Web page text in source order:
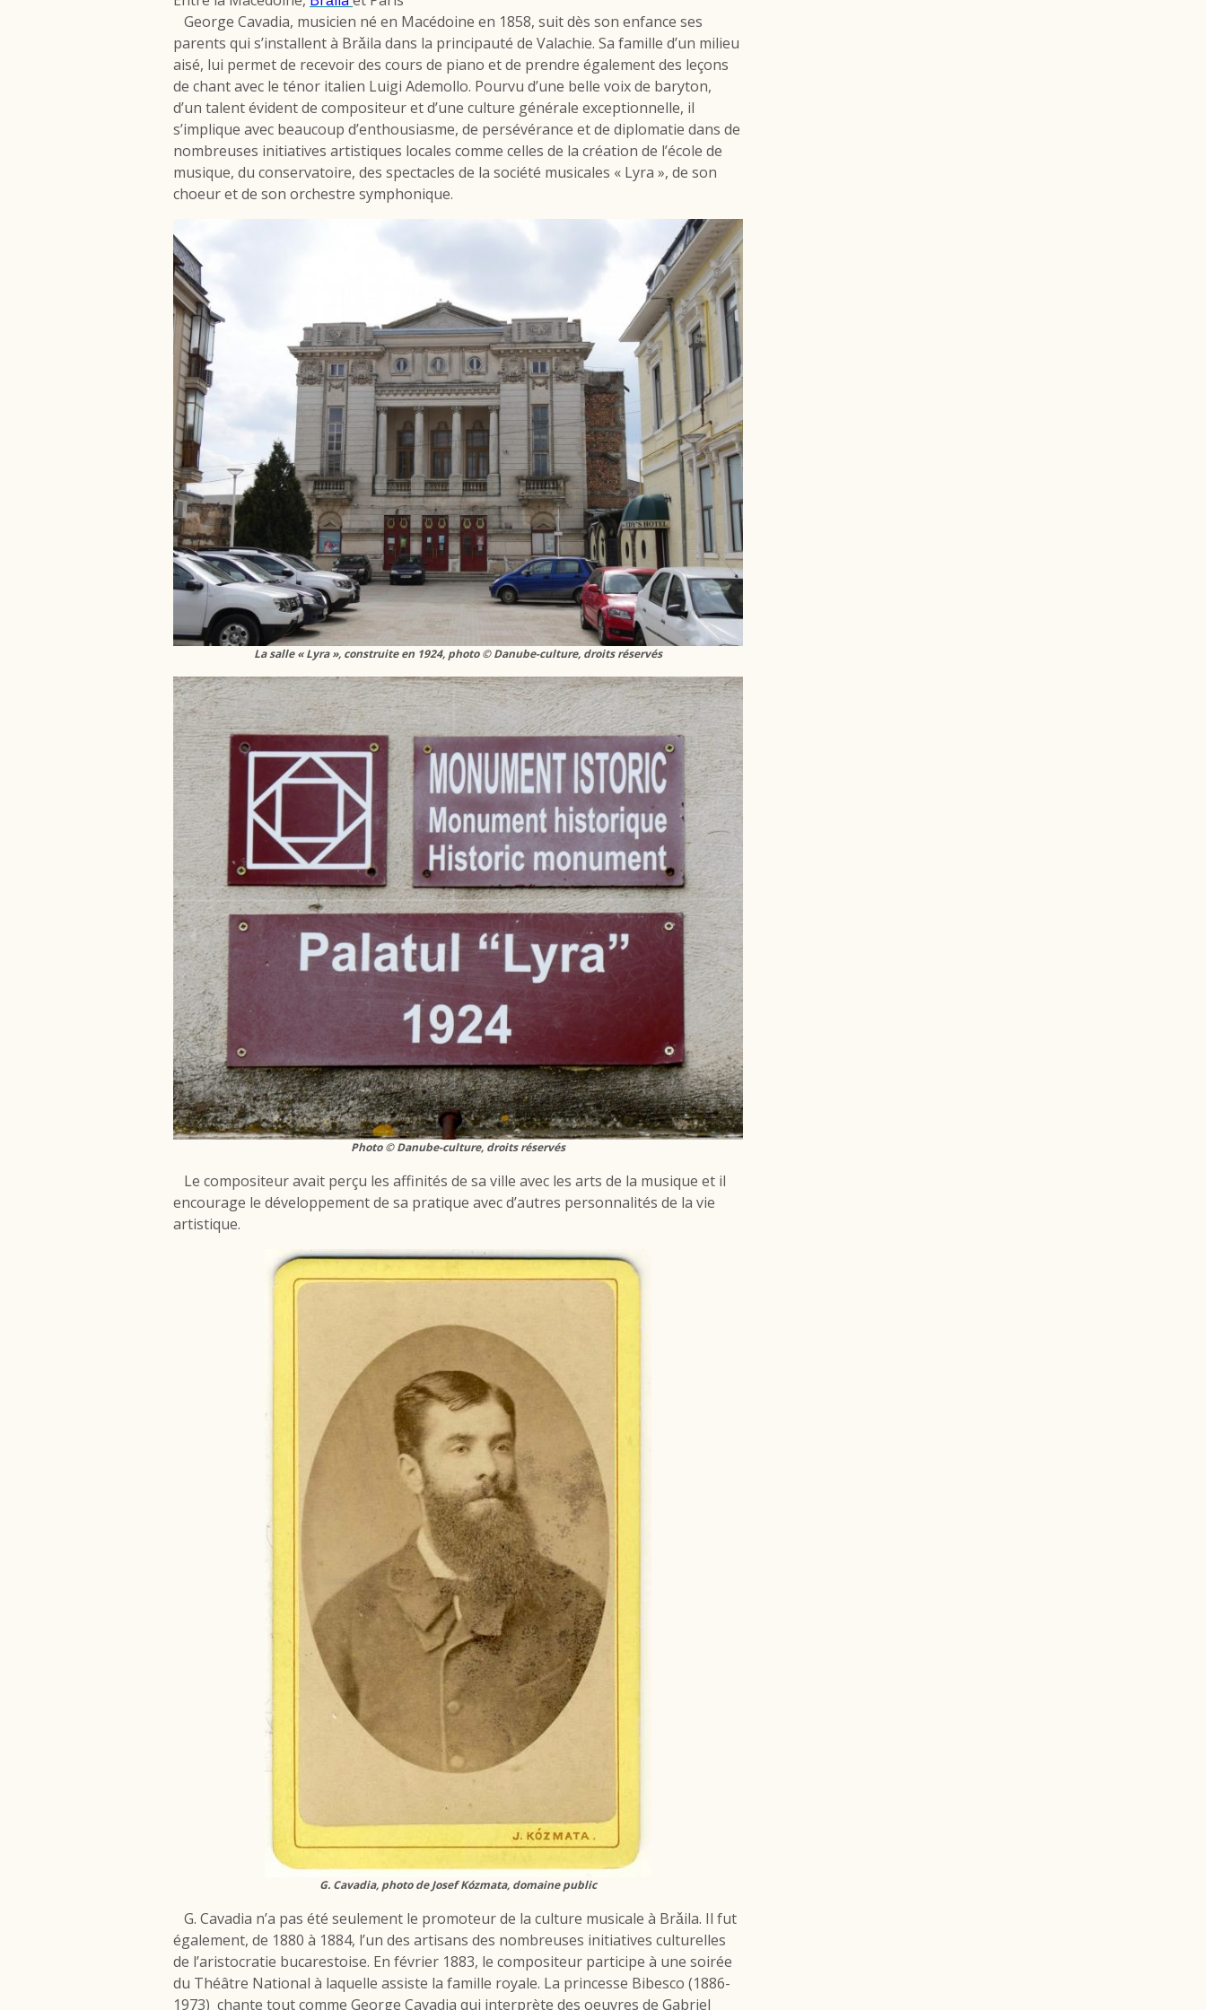
George Cavadia, musicien né en Macédoine en 1858, suit dès son enfance ses
parents qui s’installent à Brǎila dans la principauté de Valachie. Sa famille d’un milieu
aisé, lui permet de recevoir des cours de piano et de prendre également des leçons
de chant avec le ténor italien Luigi Ademollo. Pourvu d’une belle voix de baryton,
d’un talent évident de compositeur et d’une culture générale exceptionnelle, il
s’implique avec beaucoup d’enthousiasme, de persévérance et de diplomatie dans de
nombreuses initiatives artistiques locales comme celles de la création de l’école de
musique, du conservatoire, des spectacles de la société musicales « Lyra », de son
choeur et de son orchestre symphonique.
La salle « Lyra », construite en 1924, photo © Danube-culture, droits réservés
Photo © Danube-culture, droits réservés
Le compositeur avait perçu les affinités de sa ville avec les arts de la musique et il
encourage le développement de sa pratique avec d’autres personnalités de la vie
artistique.
G. Cavadia, photo de Josef Kózmata, domaine public
G. Cavadia n’a pas été seulement le promoteur de la culture musicale à Brǎila. Il fut
également, de 1880 à 1884, l’un des artisans des nombreuses initiatives culturelles
de l’aristocratie bucarestoise. En février 1883, le compositeur participe à une soirée
du Théâtre National à laquelle assiste la famille royale. La princesse Bibesco (1886-
1973) chante tout comme George Cavadia qui interprète des oeuvres de Gabriel